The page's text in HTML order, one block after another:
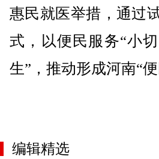
惠民就医举措，通过
式，以便民服务“小
生”，推动形成河南“
编辑精选